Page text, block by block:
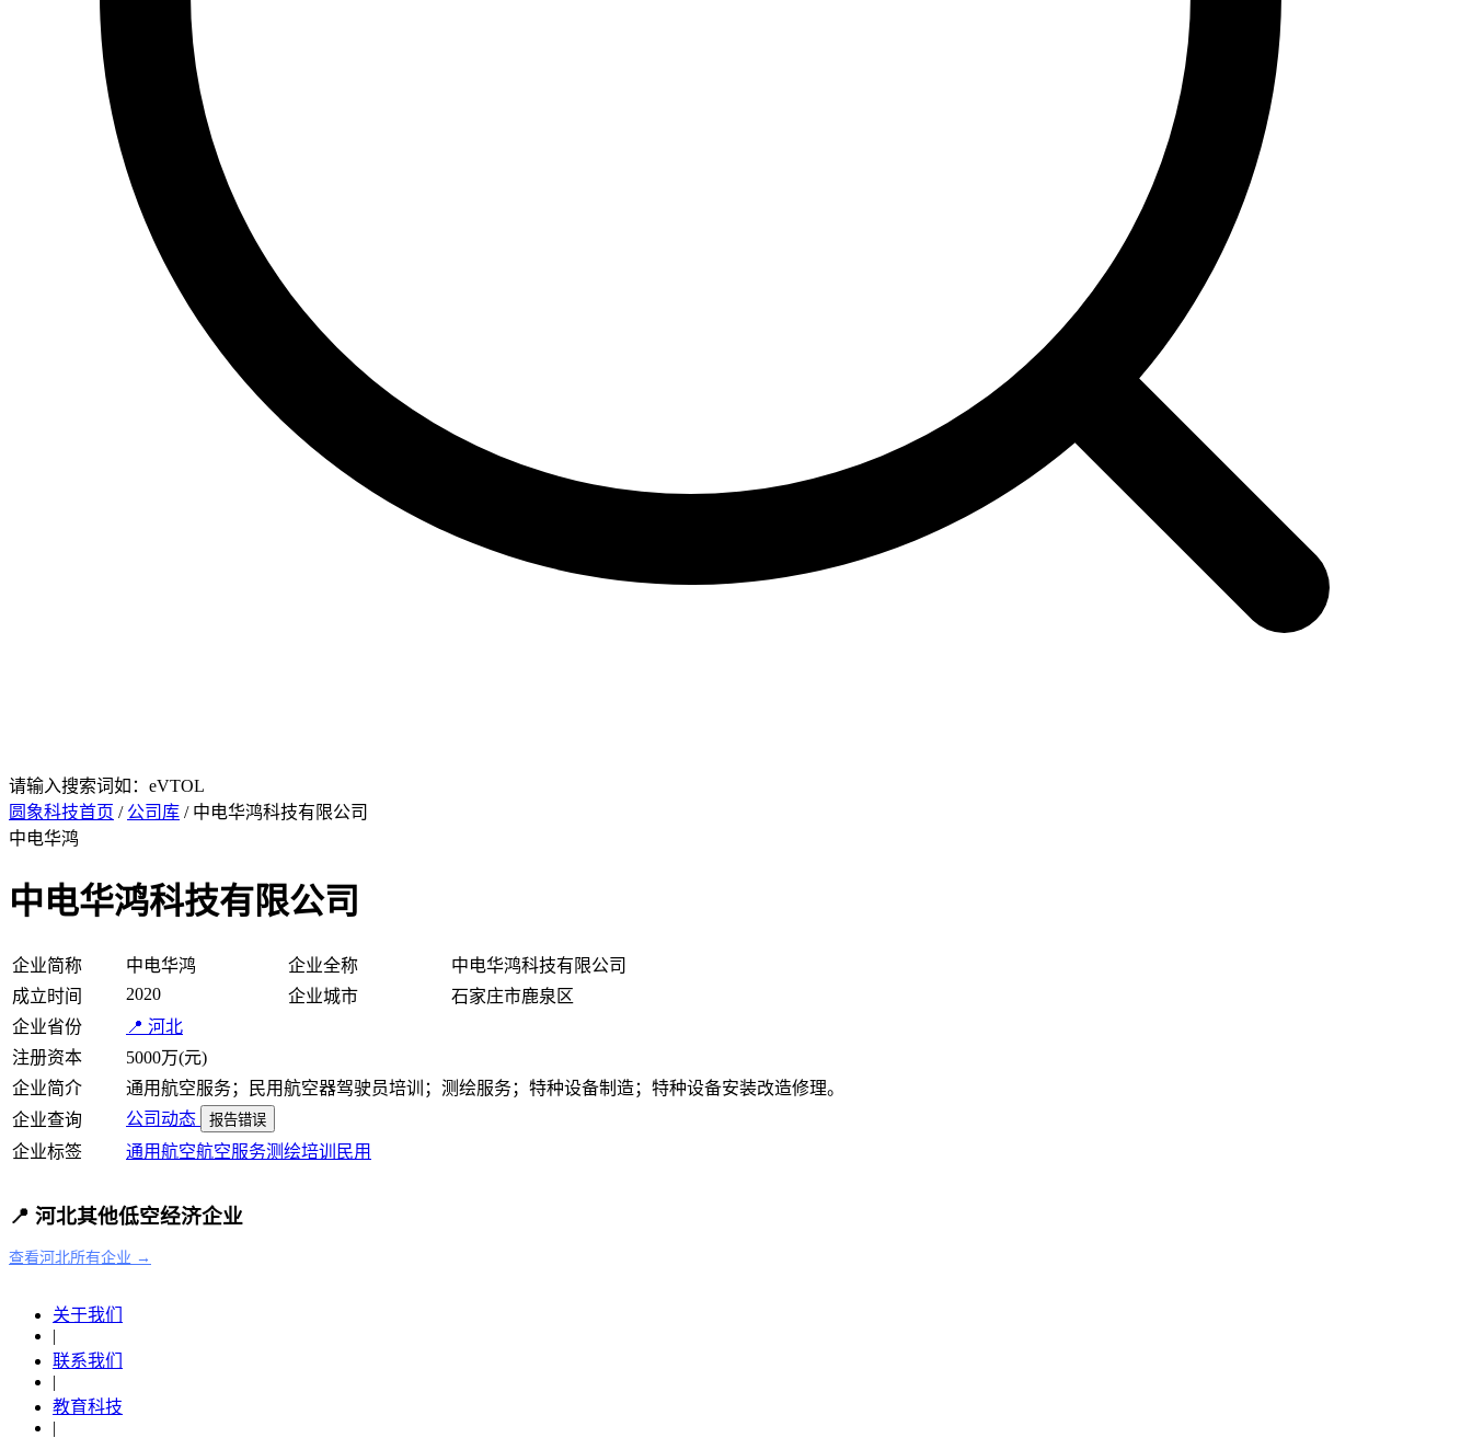
请输入搜索词如：eVTOL
圆象科技首页 / 公司库 / 中电华鸿科技有限公司
中电华鸿
中电华鸿科技有限公司
企业简称 中电华鸿 企业全称
中电华鸿科技有限公司
成立时间
2020 企业城市
石家庄市鹿泉区
企业省份
📍 河北
注册资本
5000万(元)
企业简介
通用航空服务；民用航空器驾驶员培训；测绘服务；特种设备制造；特种设备安装改造修理。
企业查询
公司动态 报告错误
企业标签 通用航空航空服务测绘培训 民用
📍 河北其他低空经济企业
查看河北所有企业 →
关于我们
|
联系我们
|
教育科技
|